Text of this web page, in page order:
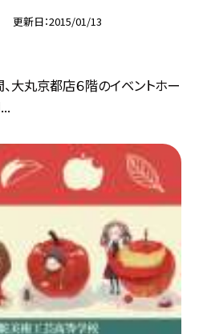
更新日 2015/01/13
、大丸京都店６階のイベントホー